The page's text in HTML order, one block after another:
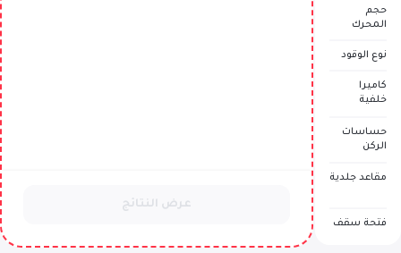
حجم
المحرك
نوع الوقود
كاميرا
خلفية
حساسات
الركن
مقاعد جلدية
فتحة سقف
عرض النتائج